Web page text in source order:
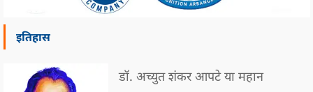
इतिहास
डॉ. अच्युत शंकर आपटे या महान